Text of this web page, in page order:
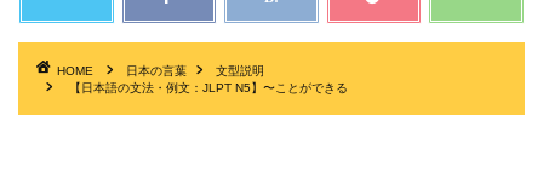
HOME 日本の言葉
文型説明
【日本語の文法・例文：JLPT N5】〜ことができる